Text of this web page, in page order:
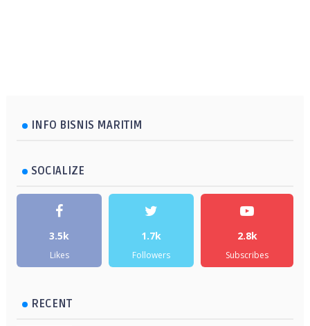
INFO BISNIS MARITIM
SOCIALIZE
3.5k
Likes
1.7k
Followers
2.8k
Subscribes
RECENT